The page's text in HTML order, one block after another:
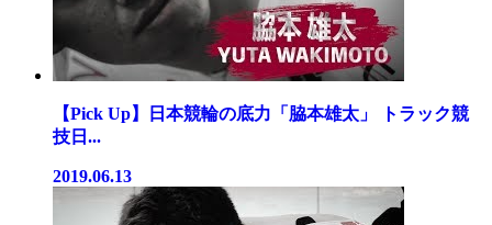
【Pick Up】日本競輪の底力「脇本雄太」 トラック競
技日...
2019.06.13